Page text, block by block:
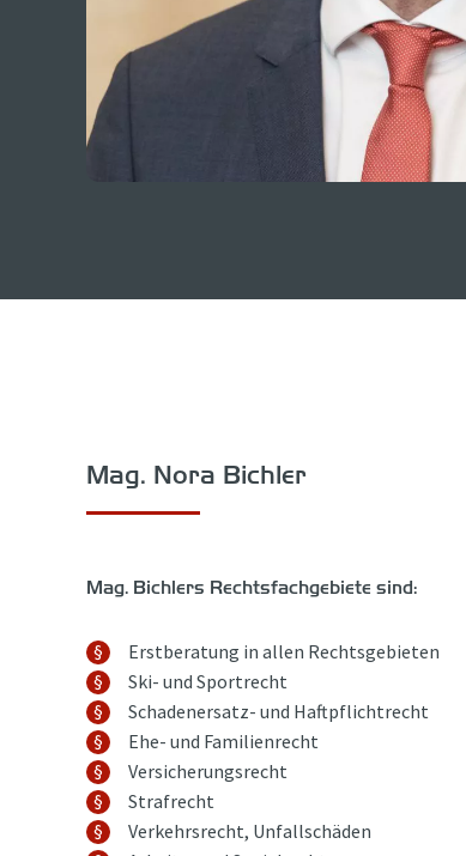
Mag. Nora Bichler
Mag. Bichlers Rechtsfachgebiete sind:
Erstberatung in allen Rechtsgebieten
Ski- und Sportrecht
Schadenersatz- und Haftpflichtrecht
Ehe- und Familienrecht
Versicherungsrecht
Strafrecht
Verkehrsrecht, Unfallschäden